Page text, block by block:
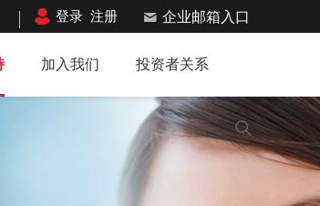
登录 注册 企业邮箱入口
加入我们 投资者关系